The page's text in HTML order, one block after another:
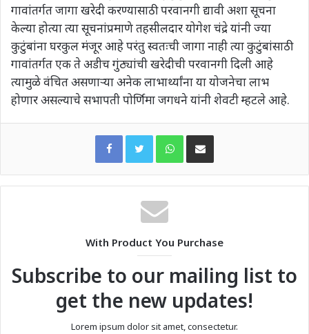
गावांतर्गत जागा खरेदी करण्यासाठी परवानगी द्यावी अशा सूचना
केल्या होत्या त्या सूचनांप्रमाणे तहसीलदार योगेश चंद्रे यांनी ज्या
कुटुंबांना घरकुल मंजूर आहे परंतु स्वतःची जागा नाही त्या कुटुंबांसाठी
गावांतर्गत एक ते अडीच गुंठ्यांची खरेदीची परवानगी दिली आहे
त्यामुळे वंचित असणाऱ्या अनेक लाभार्थ्यांना या योजनेचा लाभ
होणार असल्याचे सभापती पोर्णिमा जगधने यांनी शेवटी म्हटले आहे.
WhatsAppShare via Email
With Product You Purchase
Subscribe to our mailing list to
get the new updates!
Lorem ipsum dolor sit amet, consectetur.